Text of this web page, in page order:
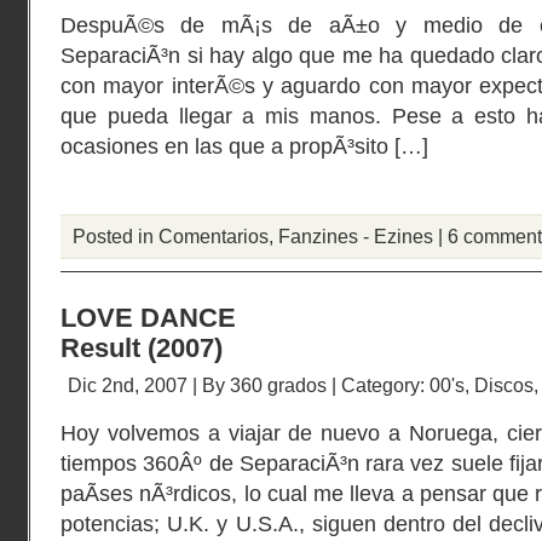
DespuÃ©s de mÃ¡s de aÃ±o y medio de
SeparaciÃ³n si hay algo que me ha quedado
con mayor interÃ©s y aguardo con mayor
que pueda llegar a mis manos. Pese a esto
ocasiones en las que a propÃ³sito […]
Posted in Comentarios, Fanzines - Ezines | 6
LOVE DANCE
Result (2007)
Dic 2nd, 2007 | By 360 grados | Category: 00's, Discos,
Hoy volvemos a viajar de nuevo a Noruega,
tiempos 360Âº de SeparaciÃ³n rara vez suele
paÃ­ses nÃ³rdicos, lo cual me lleva a pensar que
potencias; U.K. y U.S.A., siguen dentro del